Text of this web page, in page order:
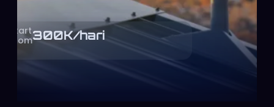
Start
From300K/hari